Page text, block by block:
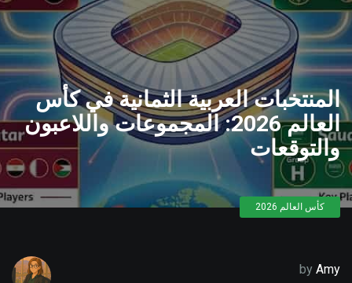
المنتخبات العربية الثمانية في كأس
العالم 2026: المجموعات واللاعبون
والتوقعات
كأس العالم 2026
by Amy